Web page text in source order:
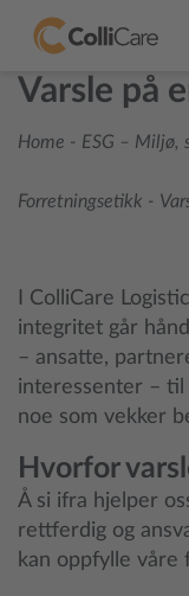
Varsle på
Home - ESG – Miljø,
Forretningsetikk -
I ColliCare
integritet går
– ansatte,
interessenter – til
noe som vekker
Hvorfor
Å si ifra hjelper
rettferdig og
kan oppfylle våre